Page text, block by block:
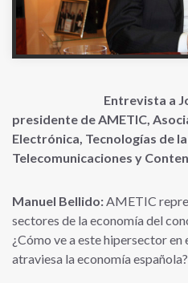
Entrevista a José
presidente de AMETIC,
Electrónica, Tecnologías de
Telecomunicaciones y
Manuel Bellido: AMETIC
sectores de la economía del
¿Cómo ve a este hipersector
atraviesa la economía española?